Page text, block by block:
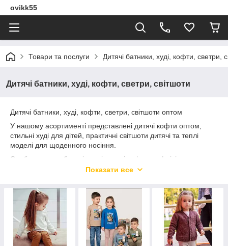
ovikk55
Товари та послуги Дитячі батники, худі, кофти, светри,
Дитячі батники, худі, кофти, светри, світшоти
Дитячі батники, худі, кофти, светри, світшоти оптом
У нашому асортименті представлені дитячі кофти оптом,
стильні худі для дітей, практичні світшоти дитячі та теплі
моделі для щоденного носіння.
Особливо затребувані теплі дитячі кофти на флісі, а також
зручні варіанти — кофти для хлопчиків і кофти для дівчат, які
Також популярні дитячі худі оптом і базові моделі з бавовни,
що забезпечують комфорт у будь-яку пору року.
У нас ви можете купити дитячі кофти оптом недорого з
доставкою по Україні. Пропонуємо актуальний асортимент,
вигідні ціни та одяг, який добре продається.
Показати все